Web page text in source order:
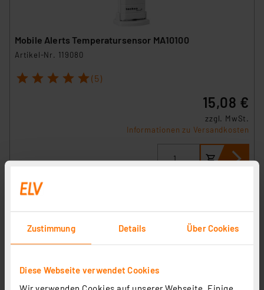
Zustimmung Details Über Cookies
Diese Webseite verwendet Cookies
Mobile Alerts Temperatursensor MA10100
Artikel-Nr. 119080
1 2 3 4 5 (5)
15,08 €
zzgl. MwSt.
Informationen zu Versandkosten